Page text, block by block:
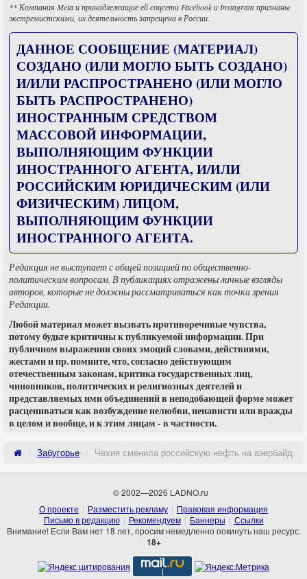
** Компания Meta и принадлежащие ей соцсети Facebook и Instagram признаны
экстремистскими, их деятельность запрещена в России.
ДАННОЕ СООБЩЕНИЕ (МАТЕРИАЛ)
СОЗДАНО (ИЛИ МОГЛО БЫТЬ СОЗДАНО)
И/ИЛИ РАСПРОСТРАНЕНО (ИЛИ МОГЛО
БЫТЬ РАСПРОСТРАНЕНО)
ИНОСТРАННЫМ СРЕДСТВОМ
МАССОВОЙ ИНФОРМАЦИИ,
ВЫПОЛНЯЮЩИМ ФУНКЦИИ
ИНОСТРАННОГО АГЕНТА, И/ИЛИ
РОССИЙСКИМ ЮРИДИЧЕСКИМ (ИЛИ
ФИЗИЧЕСКИМ) ЛИЦОМ,
ВЫПОЛНЯЮЩИМ ФУНКЦИИ
ИНОСТРАННОГО АГЕНТА.
Редакция не выступает с общей позицией по общественно-
политическим вопросам. В публикациях отражены личные взгляды
авторов, которые не должны рассматриваться как точка зрения
Редакции.
Любой материал может вызвать противоречивые чувства,
потому будьте критичны к публикуемой информации. При
публичном выражении своих эмоций словами, действиями,
жестами и пр. помните, что, согласно действующим
отечественным законам, критика государственных лиц,
чиновников, политических и религиозных деятелей и
представляемых ими объединений в неподобающей форме может
расцениваться как возбуждение нелюбви, ненависти или вражды
в целом и вообще, и к этим лицам - в частности.
Забугорье Чехия сменила российскую нефть на
© 2002—2026 LADNO.ru
О проекте
Разместить рекламу
Правовая информация
Письмо в редакцию
Рекомендуем Баннеры
Ссылки
Внимание! Если Вам нет 18 лет, просим немедленно покинуть наш ресурс.
18+